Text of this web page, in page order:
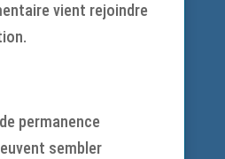
vient rejoindre
permanence
sembler